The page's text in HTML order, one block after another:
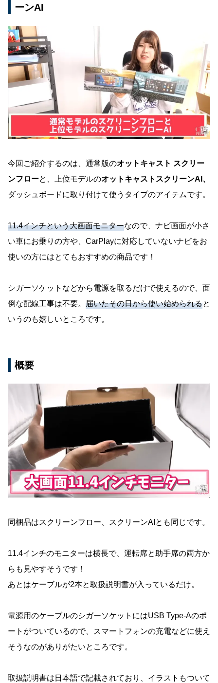
ーンAI
今回ご紹介するのは、通常版のオットキャスト スクリー
ンフローと、上位モデルのオットキャストスクリーンAI、
ダッシュボードに取り付けて使うタイプのアイテムです。
11.4インチという大画面モニターなので、ナビ画面が小さ
い車にお乗りの方や、CarPlayに対応していないナビをお
使いの方にはとてもおすすめの商品です！
シガーソケットなどから電源を取るだけで使えるので、面
倒な配線工事は不要。 届いたその日から使い始められると
いうのも嬉しいところです。
概要
同梱品はスクリーンフロー、スクリーンAIとも同じです。
11.4インチのモニターは横長で、運転席と助手席の両方か
らも見やすそうです！
あとはケーブルが2本と取扱説明書が入っているだけ。
電源用のケーブルのシガーソケットにはUSB Type-Aのポ
ートがついているので、スマートフォンの充電などに使え
そうなのがありがたいところです。
取扱説明書は日本語で記載されており、イラストもついて